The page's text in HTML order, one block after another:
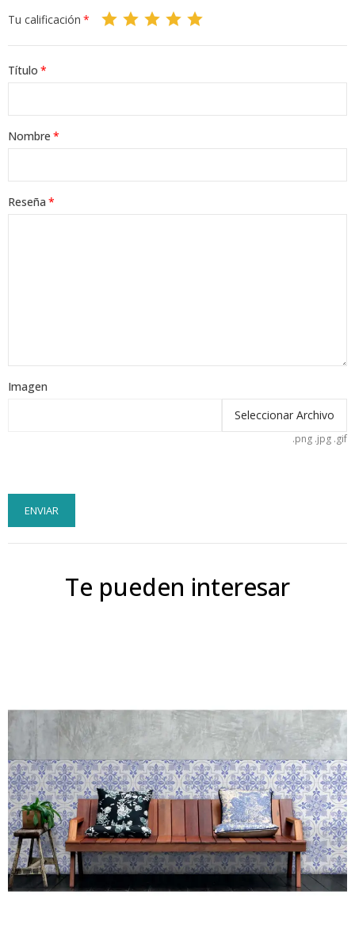
Tu calificación
Título
Nombre
Reseña
Imagen
Seleccionar Archivo
.png .jpg .gif
ENVIAR
Te pueden interesar